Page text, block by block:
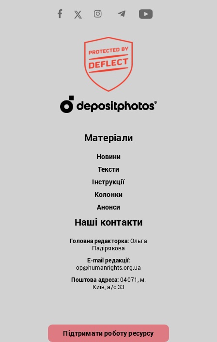
Матеріали
Новини
Тексти
Інструкції
Колонки
Анонси
Наші контакти
Головна редакторка:Ольга
Падірякова
E-mail редакції:
op@humanrights.org.ua
Поштова адреса:04071, м.
Київ, а/с 33
Підтримати роботу ресурсу